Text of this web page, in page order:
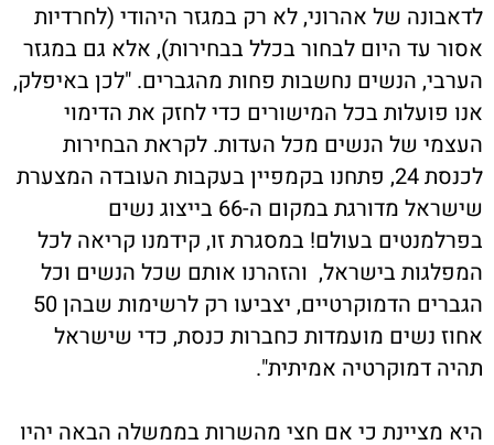
לדאבונה של אהרוני, לא רק במגזר היהודי (לחרדיות
אסור עד היום לבחור בכלל בבחירות), אלא גם במגזר
הערבי, הנשים נחשבות פחות מהגברים. "לכן באיפלק,
אנו פועלות בכל המישורים כדי לחזק את הדימוי
העצמי של הנשים מכל העדות. לקראת הבחירות
לכנסת 24, פתחנו בקמפיין בעקבות העובדה המצערת
שישראל מדורגת במקום ה-66 בייצוג נשים
בפרלמנטים בעולם! במסגרת זו, קידמנו קריאה לכל
המפלגות בישראל, והזהרנו אותם שכל הנשים וכל
הגברים הדמוקרטיים, יצביעו רק לרשימות שבהן 50
אחוז נשים מועמדות כחברות כנסת, כדי שישראל
תהיה דמוקרטיה אמיתית".
היא מציינת כי אם חצי מהשרות בממשלה הבאה יהיו